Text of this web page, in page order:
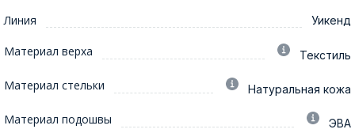
Линия Уикенд
Материал верха Текстиль
Материал стельки Натуральная кожа
Материал подошвы ЭВА